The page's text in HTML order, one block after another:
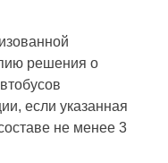
решения о
если указанная
не менее 3